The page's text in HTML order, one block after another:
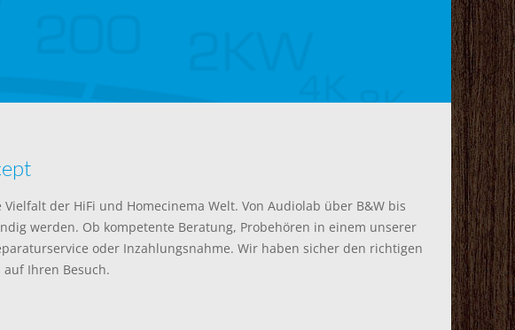
der HiFi und Homecinema Welt. Von Audiolab über B&W bis
werden. Ob kompetente Beratung, Probehören in einem unserer
oder Inzahlungsnahme. Wir haben sicher den richtigen
Ihren Besuch.